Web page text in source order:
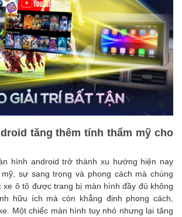
tăng thêm tính thẩm mỹ cho
hình android trở thành xu hướng hiện nay
sự sang trọng và phong cách mà chúng
xe ô tô được trang bị màn hình đầy đủ không
hữu ích mà còn khẳng định phong cách,
Một chiếc màn hình tuy nhỏ nhưng lại tăng